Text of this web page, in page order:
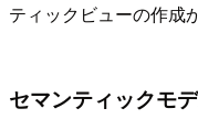
ティックビューの作成
セマンティックモ